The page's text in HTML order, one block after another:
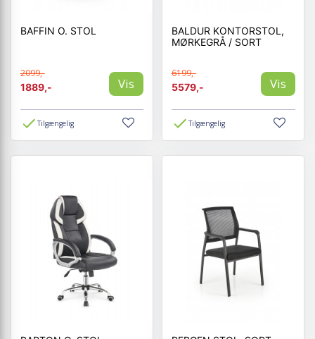
BAFFIN O. STOL
2099,-
1889,-
Vis
Tilgængelig
BALDUR KONTORSTOL,
MØRKEGRÅ / SORT
6199,-
5579,-
Vis
Tilgængelig